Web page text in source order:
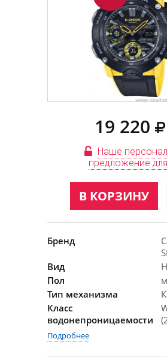
19 220
Наше
предложение
В КОРЗИНУ
Бренд
Вид
Пол
Тип механизма
Класс
водонепроницаемости
Подробнее